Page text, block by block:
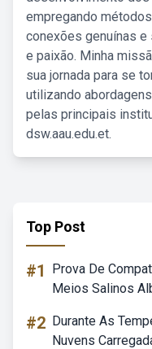
empregando
conexões genuínas
e paixão. Minha
sua jornada para se
utilizando
pelas principais
dsw.aau.edu.et.
Top Post
#1
Prova De
Meios Salinos
#2 Durante As
Nuvens